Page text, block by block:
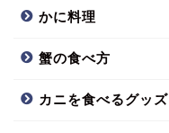
かに料理
蟹の食べ方
カニを食べるグッズ